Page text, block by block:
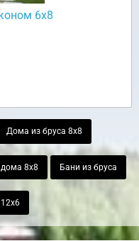
6х8
Дома из бруса 8х8
8х8 Бани из бруса